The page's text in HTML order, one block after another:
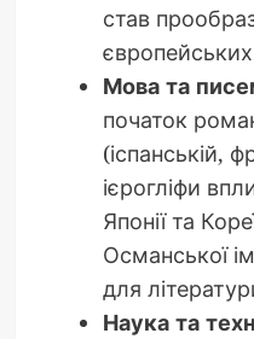
став
Мова та
початок
(іспанській,
ієрогліфи
Японії та
Османської
для
Наука та